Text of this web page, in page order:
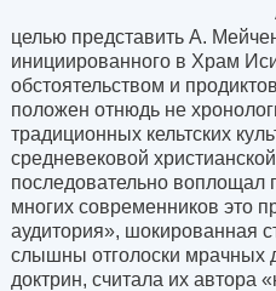
целью представить А.
инициированного в Храм
обстоятельством и
положен отнюдь не
традиционных кельтских
средневековой
последовательно воплощал
многих современников это
аудитория», шокированная
слышны отголоски мрачных
доктрин, считала их